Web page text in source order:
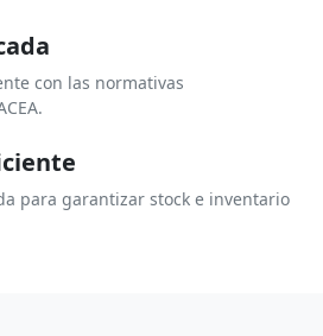
con las normativas
para garantizar stock e inventario